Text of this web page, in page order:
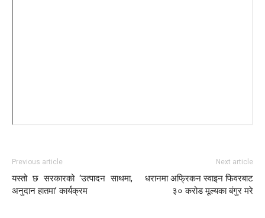
Previous article
यस्तो छ सरकारको ‘उत्पादन साथमा,
अनुदान हातमा’ कार्यक्रम
Next article
धरानमा अफ्रिकन स्वाइन फिवरबाट
३० करोड मूल्यका बंगुर मरे